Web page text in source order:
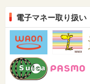
電子マネー取り扱い